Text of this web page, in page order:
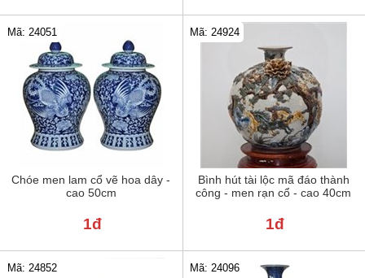
Chóe men lam cổ vẽ hoa dây -
cao 50cm
Mã: 24051
1đ
Bình hút tài lộc mã đáo thành
công - men rạn cổ - cao 40cm
Mã: 24924
1đ
Mã: 24852 Mã: 24096